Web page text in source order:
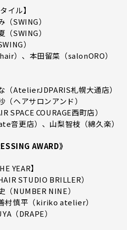
イル】
SWING）
SWING）
）
）、本田留菜（salonORO）
（AtelierJDPARIS札幌大通店）
ヘアサロンアンド）
SPACE COURAGE西町店）
音更店）、山梨智枝（綿久楽）
AWARD》
YEAR】
STUDIO BRILLER）
NUMBER NINE）
村慎平（kiriko atelier）
（DRAPE）